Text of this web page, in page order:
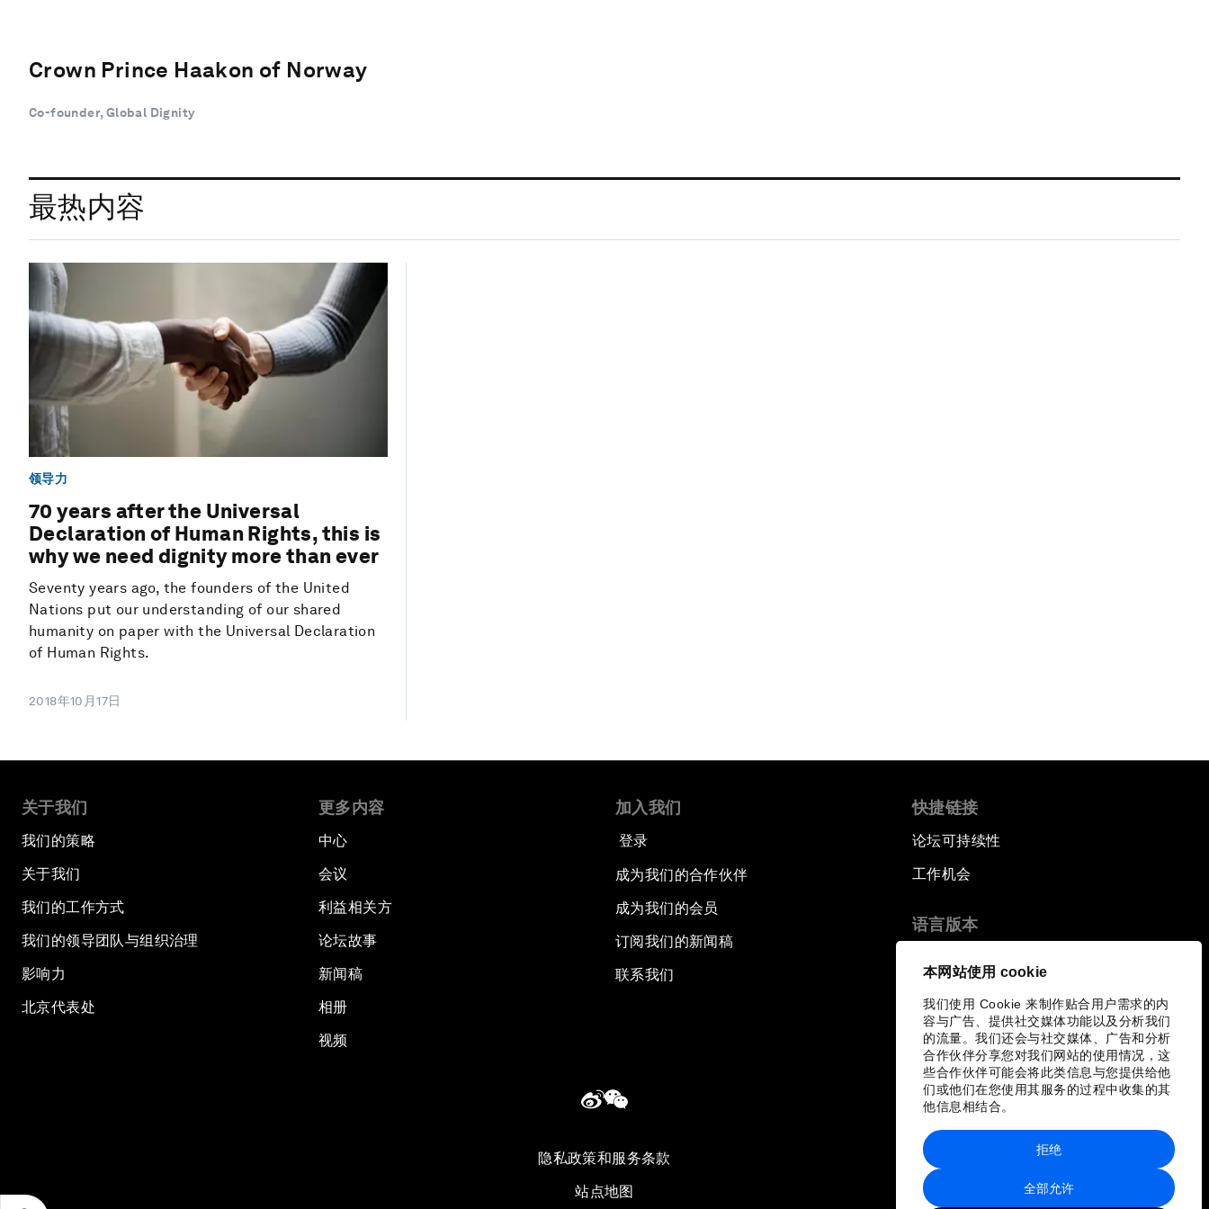
本网站使用 cookie
我们使用 Cookie 来制作贴合用户需求的内
容与广告、提供社交媒体功能以及分析我们
的流量。我们还会与社交媒体、广告和分析
合作伙伴分享您对我们网站的使用情况，这
些合作伙伴可能会将此类信息与您提供给他
们或他们在您使用其服务的过程中收集的其
他信息相结合。
全部允许
拒绝
Crown Prince Haakon of Norway
Co-founder, Global Dignity
最热内容
领导力
70 years after the Universal
Declaration of Human Rights, this is
why we need dignity more than ever
Seventy years ago, the founders of the United
Nations put our understanding of our shared
humanity on paper with the Universal Declaration
of Human Rights.
2018年10月17日
关于我们
我们的策略
关于我们
我们的工作方式
我们的领导团队与组织治理
影响力
北京代表处
更多内容
中心
会议
利益相关方
论坛故事
新闻稿
相册
视频
加入我们
登录
成为我们的合作伙伴
成为我们的会员
订阅我们的新闻稿
联系我们
快捷链接
论坛可持续性
工作机会
语言版本
隐私政策和服务条款
站点地图